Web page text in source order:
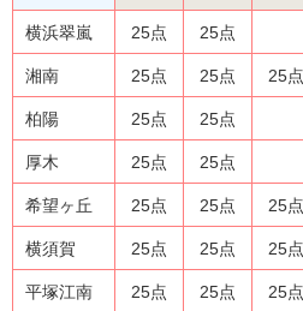
横浜翠嵐 25点 25点
湘南 25点 25点 25点
柏陽 25点 25点
厚木 25点 25点
希望ヶ丘 25点 25点 25点
横須賀 25点 25点 25点
平塚江南 25点 25点 25点